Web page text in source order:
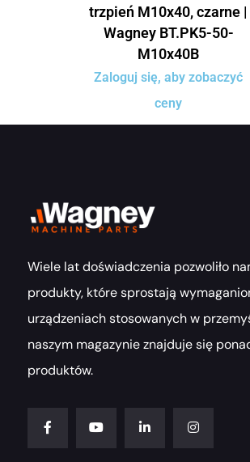
trzpień M10x40, czarne |
Wagney BT.PK5-50-
M10x40B
Zaloguj się, aby zobaczyć
ceny
Wiele lat doświadczenia pozwoliło
produkty, które sprostają
urządzeniach stosowanych w
naszym magazynie znajduje się
produktów.